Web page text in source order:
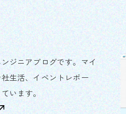
ジニアブログです。​マイ
生活、イベントレポー
います。